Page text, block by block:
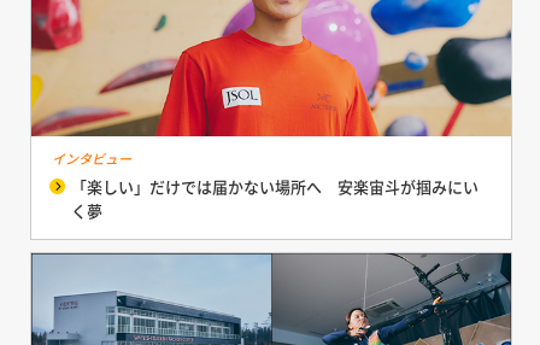
インタビュー
「楽しい」だけでは届かない場所へ 安楽宙斗が掴みにい
く夢